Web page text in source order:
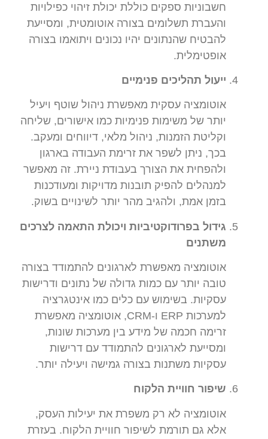
חשבוניות ספקים כוללת יכולת זיהוי כפילויות
והעברת תשלומים בצורה אוטומטית, ומסייעת
להבטיח שהנתונים יהיו נכונים ויתואמו בצורה
אופטימלית.
ייעול תהליכים פנימיים
אוטומציה עסקית מאפשרת ניהול שוטף ויעיל
יותר של משימות פנימיות כמו אישורים, שליחה
וקליטת הזמנות, ניהול מלאי, דיווחים ומעקב.
בכך, ניתן לשפר את זרימת העבודה בארגון
ולהפחית את הצורך בעבודת ניירת. זה מאפשר
למנהלים להפיק תובנות מדויקות ומעודכנות
בזמן אמת, ולהגיב מהר יותר לשינויים בשוק.
גידול בפרודוקטיביות ויכולת התאמה לצרכים
משתנים
אוטומציה מאפשרת לארגונים להתמודד בצורה
טובה יותר עם כמות גדולה של נתונים ודרישות
עסקיות. בשימוש עם כלים כמו אינטגרציה
למערכות ERP ו-CRM, אוטומציה מאפשרת
זרימה חכמה של מידע בין מערכות שונות,
ומסייעת לארגונים להתמודד עם דרישות
עסקיות משתנות בצורה גמישה ויעילה יותר.
שיפור חוויית הלקוח
אוטומציה לא רק משפרת את יעילות העסק,
אלא גם תורמת לשיפור חוויית הלקוח. בעזרת